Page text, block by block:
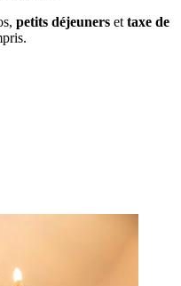
petits déjeunerset taxe de